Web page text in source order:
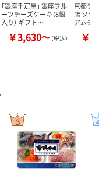
「銀座千疋屋」 銀座フル
ーツチーズケーキ（8個
入り） ギフト…
￥3,630～（税込）
京都チ
店 ソラ
アムチ
￥